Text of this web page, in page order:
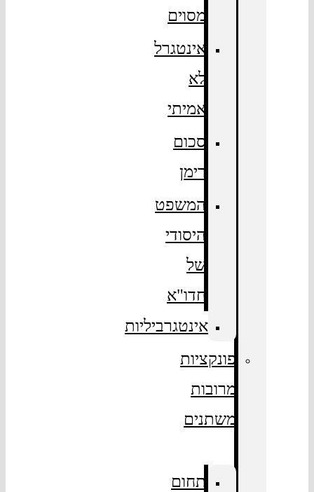
מסוים
אינטגרל
אמיתי
סכום
המשפט
היסודי
חדו"א
אינטגרביליות
פונקציות
מרובות
משתנים
תחום